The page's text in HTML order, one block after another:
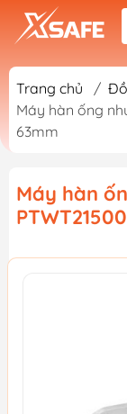
Trang chủ /
Máy hàn ống
63mm
Máy hàn